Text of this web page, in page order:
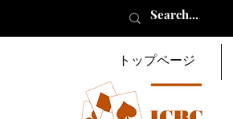
トップページ